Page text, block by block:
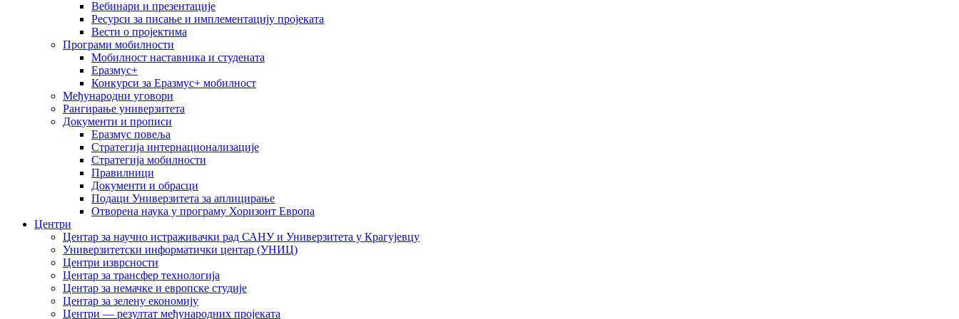
Вебинари и презентације
Ресурси за писање и имплементацију пројеката
Вести о пројектима
Програми мобилности
Мобилност наставника и студената
Еразмус+
Конкурси за Еразмус+ мобилност
Међународни уговори
Рангирање универзитета
Документи и прописи
Еразмус повеља
Стратегија интернационализације
Стратегија мобилности
Правилници
Документи и обрасци
Подаци Универзитета за аплицирање
Отворена наука у програму Хоризонт Европа
Центри
Центар за научно истраживачки рад САНУ и Универзитета у Крагујевцу
Универзитетски информатички центар (УНИЦ)
Центри изврсности
Центар за трансфер технологија
Центар за немачке и европске студије
Центар за зелену економију
Центри — резултат међународних пројеката